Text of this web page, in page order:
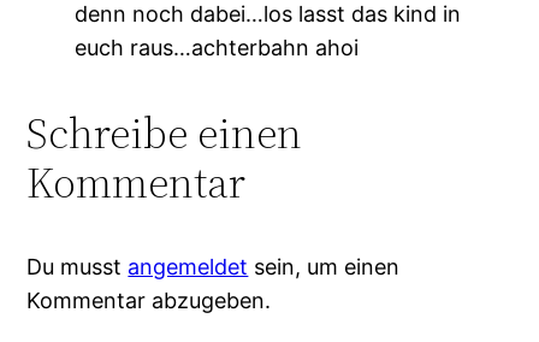
denn noch dabei…los lasst das kind in
euch raus…achterbahn ahoi
Schreibe einen
Kommentar
Du musst angemeldet sein, um einen
Kommentar abzugeben.